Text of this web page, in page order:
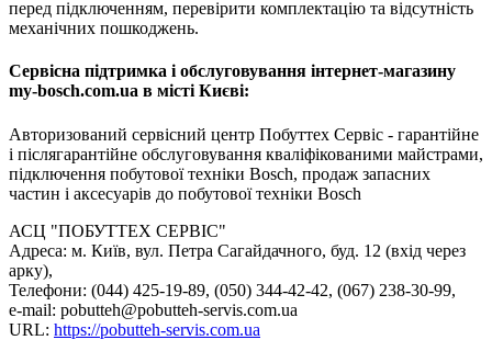
перед підключенням, перевірити комплектацію та відсутність
механічних пошкоджень.
Сервісна підтримка і обслуговування інтернет-магазину
my-bosch.com.ua в місті Києві:
Авторизований сервісний центр Побуттех Сервіс - гарантійне
і післягарантійне обслуговування кваліфікованими майстрами,
підключення побутової техніки Bosch, продаж запасних
частин і аксесуарів до побутової техніки Bosch
АСЦ "ПОБУТТЕХ СЕРВІС"
Адреса: м. Київ, вул. Петра Сагайдачного, буд. 12 (вхід через
арку),
Телефони: (044) 425-19-89, (050) 344-42-42, (067) 238-30-99,
e-mail: pobutteh@pobutteh-servis.com.ua
URL: https://pobutteh-servis.com.ua